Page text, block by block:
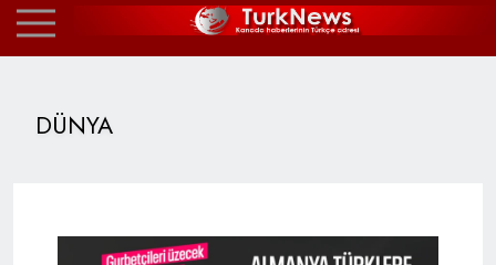
DÜNYA